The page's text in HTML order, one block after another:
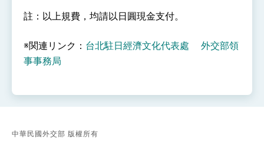
註：以上規費，均請以日圓現金支付。
※関連リンク： 台北駐日經濟文化代表處
外交部領
事事務局
中華民國外交部 版權所有